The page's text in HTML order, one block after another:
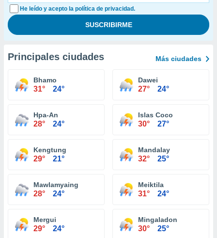
He leído y acepto la política de privacidad.
Principales ciudades Más ciudades
Bhamo
31° 24°
Dawei
27° 24°
Hpa-An
28° 24°
Islas Coco
30° 27°
Kengtung
29° 21°
Mandalay
32° 25°
Mawlamyaing
28° 24°
Meiktila
31° 24°
Mergui
29° 24°
Mingaladon
30° 25°